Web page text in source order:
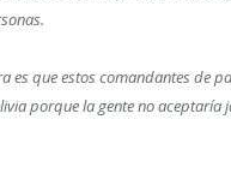
es que estos comandantes de
porque la gente no